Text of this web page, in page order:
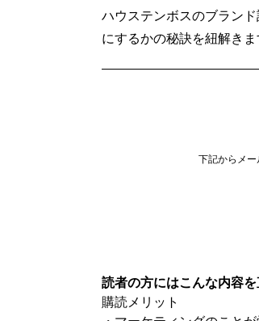
ハウステンボスのブラン
にするかの秘訣を紐解きま
下記からメ
読者の方にはこんな内容を
購読メリット